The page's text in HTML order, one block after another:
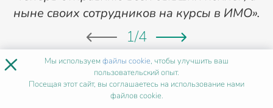
ныне своих сотрудников на курсы в ИМО».
1/4
ХОЧУ ТАК ЖЕ
× Мы используемфайлы cookie, чтобы улучшить ваш
пользовательский опыт.
Посещая этот сайт, вы соглашаетесь на использование нами
файлов cookie.